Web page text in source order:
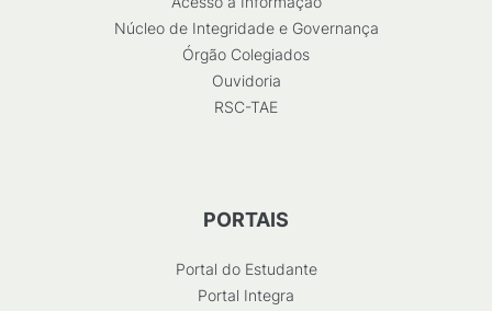
Núcleo de Integridade e Governança
Órgão Colegiados
Ouvidoria
RSC-TAE
PORTAIS
Portal do Estudante
Portal Integra